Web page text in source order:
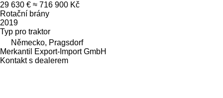
29 630 € ≈ 716 900 Kč
Rotační brány
2019
Typ pro traktor
Německo, Pragsdorf
Merkantil Export-Import GmbH
Kontakt s dealerem